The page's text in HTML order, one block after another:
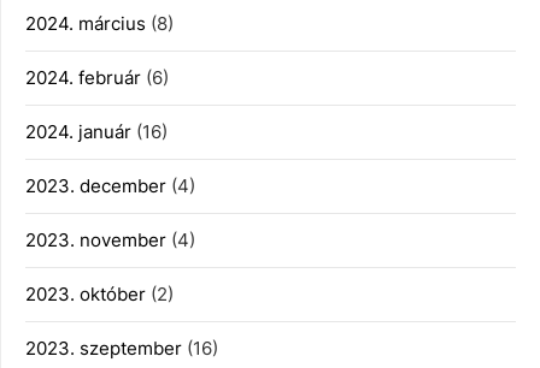
2024. március (8)
2024. február (6)
2024. január (16)
2023. december (4)
2023. november (4)
2023. október (2)
2023. szeptember (16)